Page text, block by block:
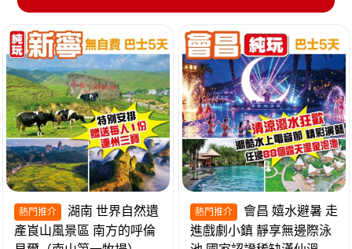
熱門推介
產崀山風景區 南方的呼倫
熱門推介
進戲劇小鎮 靜享無邊際泳